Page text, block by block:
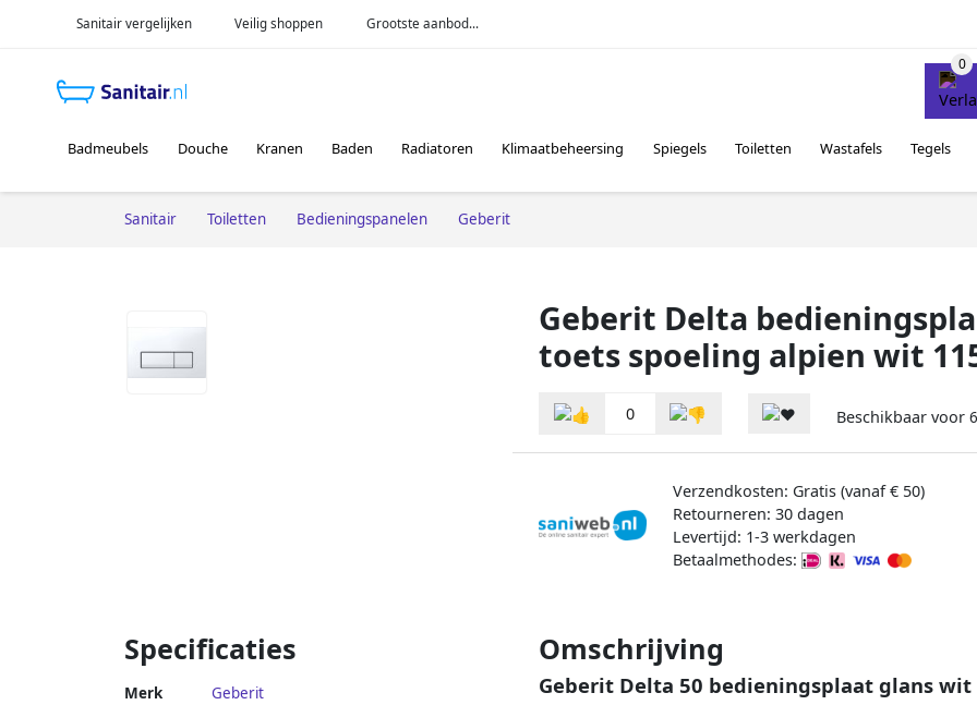
Sanitair vergelijken Veilig shoppen Grootste aanbod...
Badmeubels Douche Kranen Baden Radiatoren Klimaatbeheersing Spiegels Toiletten Wastafels Tegels
Sanitair Toiletten Bedieningspanelen Geberit
Geberit Delta
toets spoeling alpien wit
0 Beschikbaar voor
Verzendkosten: Gratis (vanaf € 50)
Retourneren: 30 dagen
Levertijd: 1-3 werkdagen
Betaalmethodes:
Specificaties
Merk Geberit
Omschrijving
Geberit Delta 50 bedieningsplaat glans wit